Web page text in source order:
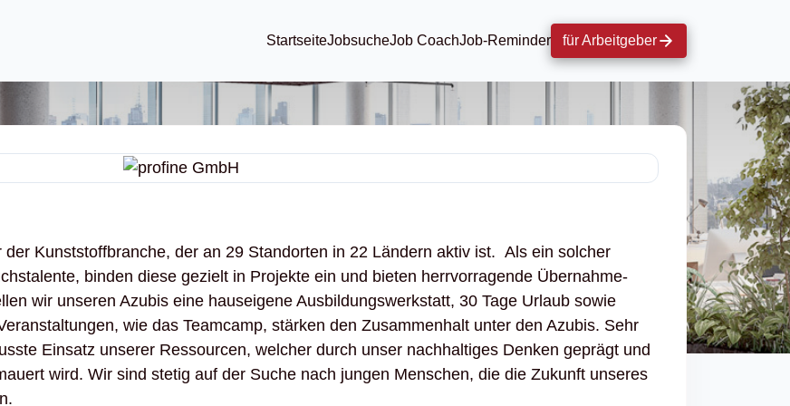
StartseiteJobsucheJob CoachJob-Reminder für Arbeitgeber
Kunststoffbranche, der an 29 Standorten in 22 Ländern aktiv ist. Als ein solcher
binden diese gezielt in Projekte ein und bieten herrvorragende Übernahme-
wir unseren Azubis eine hauseigene Ausbildungswerkstatt, 30 Tage Urlaub sowie
wie das Teamcamp, stärken den Zusammenhalt unter den Azubis. Sehr
Einsatz unserer Ressourcen, welcher durch unser nachhaltiges Denken geprägt und
wird. Wir sind stetig auf der Suche nach jungen Menschen, die die Zukunft unseres